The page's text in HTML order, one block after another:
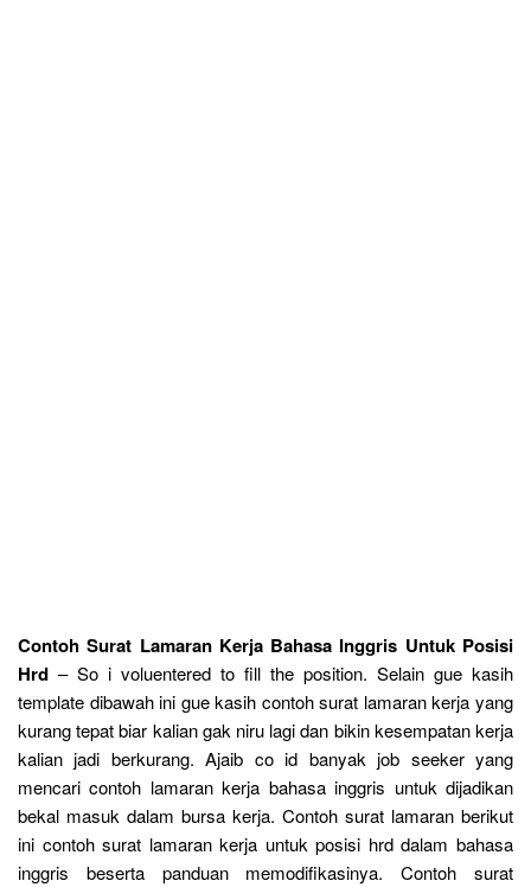
Contoh Surat Lamaran Kerja Bahasa Inggris Untuk Posisi
Hrd – So i voluentered to fill the position. Selain gue kasih
template dibawah ini gue kasih contoh surat lamaran kerja yang
kurang tepat biar kalian gak niru lagi dan bikin kesempatan kerja
kalian jadi berkurang. Ajaib co id banyak job seeker yang
mencari contoh lamaran kerja bahasa inggris untuk dijadikan
bekal masuk dalam bursa kerja. Contoh surat lamaran berikut
ini contoh surat lamaran kerja untuk posisi hrd dalam bahasa
inggris beserta panduan memodifikasinya. Contoh surat